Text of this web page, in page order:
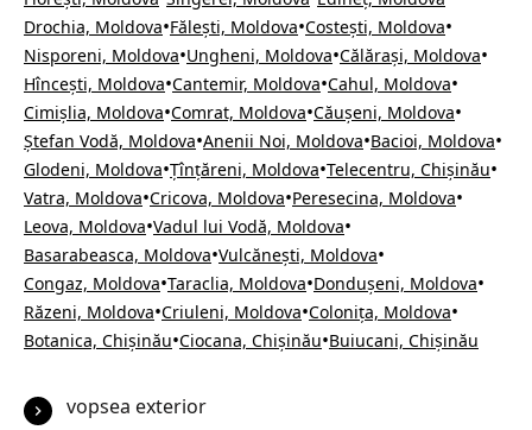
Drochia, Moldova•Fălești, Moldova•Costești, Moldova•
Nisporeni, Moldova•Ungheni, Moldova•Călărași, Moldova•
Hîncești, Moldova•Cantemir, Moldova•Cahul, Moldova•
Cimișlia, Moldova•Comrat, Moldova•Căușeni, Moldova•
Ștefan Vodă, Moldova•Anenii Noi, Moldova•Bacioi, Moldova•
Glodeni, Moldova•Țînțăreni, Moldova•Telecentru, Chișinău•
Vatra, Moldova•Cricova, Moldova•Peresecina, Moldova•
Leova, Moldova•Vadul lui Vodă, Moldova•
Basarabeasca, Moldova•Vulcănești, Moldova•
Congaz, Moldova•Taraclia, Moldova•Dondușeni, Moldova•
Răzeni, Moldova•Criuleni, Moldova•Colonița, Moldova•
Botanica, Chișinău•Ciocana, Chișinău•Buiucani, Chișinău
vopsea exterior